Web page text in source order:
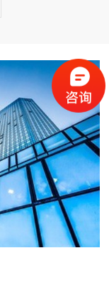
2025-11-04
2025-09-19
2025-09-05
公司参加2025天津电子智能制造军工及高可靠性应用技术研讨会 2025-08-25